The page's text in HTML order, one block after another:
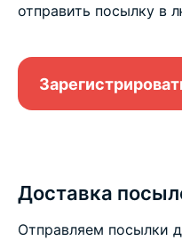
отправить посылку в
Доставка
Отправляем посылки